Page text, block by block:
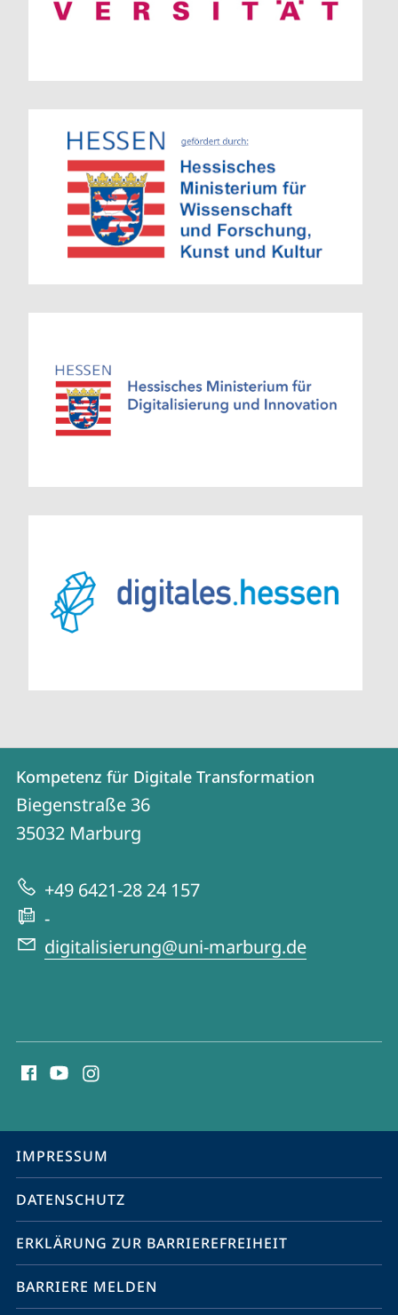
Kontakt
und
Informationen
zur
Website
Kontaktinformationen
Kompetenz
für
Digitale
Transformation
Kompetenz für Digitale Transformation
Biegenstraße 36
35032 Marburg
+49 6421-28 24 157
-
digitalisierung@uni-marburg.de
Media
Service-
Navigation
IMPRESSUM
DATENSCHUTZ
ERKLÄRUNG ZUR BARRIEREFREIHEIT
BARRIERE MELDEN